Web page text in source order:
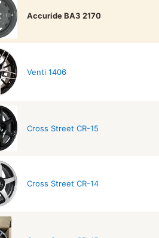
Accuride ВАЗ 2170
Venti 1406
Cross Street CR-15
Cross Street CR-14